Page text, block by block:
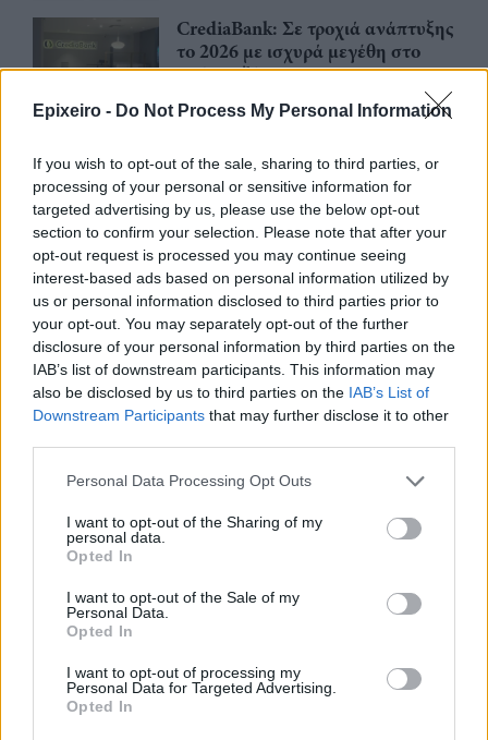
Epixeiro - Do Not Process My Personal Information
If you wish to opt-out of the sale, sharing to third parties, or
processing of your personal or sensitive information for
targeted advertising by us, please use the below opt-out
section to confirm your selection. Please note that after your
opt-out request is processed you may continue seeing
interest-based ads based on personal information utilized by
us or personal information disclosed to third parties prior to
your opt-out. You may separately opt-out of the further
disclosure of your personal information by third parties on the
IAB’s list of downstream participants. This information may
also be disclosed by us to third parties on the IAB’s List of
Downstream Participants that may further disclose it to other
Personal Data Processing Opt Outs
I want to opt-out of the Sharing of my
personal data.
Opted In
I want to opt-out of the Sale of my
Personal Data.
Opted In
I want to opt-out of processing my
Personal Data for Targeted Advertising.
Opted In
CrediaBank: Σε τροχιά ανάπτυξης
το 2026 με ισχυρά μεγέθη στο
πρώτο εξάμηνο
06/08/26| 18:39
Eurobank: Πιο ανθεκτική στο
πετρέλαιο, πιο ευάλωτη στο
φυσικό αέριο η Ευρώπη
06/08/26
Τριετή χρηματοδοτική συμφωνία
με την Alpha Bank ολοκλήρωσε η
Novibet
06/08/26 12:31
Θέατρο Επιδαύρου άνοιξε τις
παράστασή του προσβάσιμη σε
πεντάμηνο του 2026
04/08/26|15:08